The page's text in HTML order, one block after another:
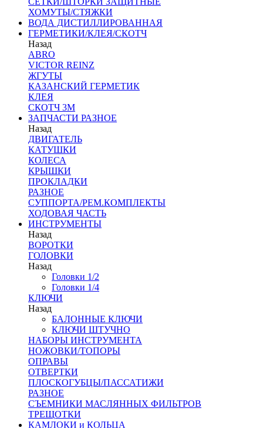
ХОМУТЫ/СТЯЖКИ
ВОДА ДИСТИЛЛИРОВАННАЯ
ГЕРМЕТИКИ/КЛЕЯ/СКОТЧ
Назад
ABRO
VICTOR REINZ
ЖГУТЫ
КАЗАНСКИЙ ГЕРМЕТИК
КЛЕЯ
СКОТЧ 3М
ЗАПЧАСТИ РАЗНОЕ
Назад
ДВИГАТЕЛЬ
КАТУШКИ
КОЛЕСА
КРЫШКИ
ПРОКЛАДКИ
РАЗНОЕ
СУППОРТА/РЕМ.КОМПЛЕКТЫ
ХОДОВАЯ ЧАСТЬ
ИНСТРУМЕНТЫ
Назад
ВОРОТКИ
ГОЛОВКИ
Назад
Головки 1/2
Головки 1/4
КЛЮЧИ
Назад
БАЛОННЫЕ КЛЮЧИ
КЛЮЧИ ШТУЧНО
НАБОРЫ ИНСТРУМЕНТА
НОЖОВКИ/ТОПОРЫ
ОПРАВЫ
ОТВЕРТКИ
ПЛОСКОГУБЦЫ/ПАССАТИЖИ
РАЗНОЕ
СЪЕМНИКИ МАСЛЯННЫХ ФИЛЬТРОВ
ТРЕЩОТКИ
КАМЛОКИ и КОЛЬЦА